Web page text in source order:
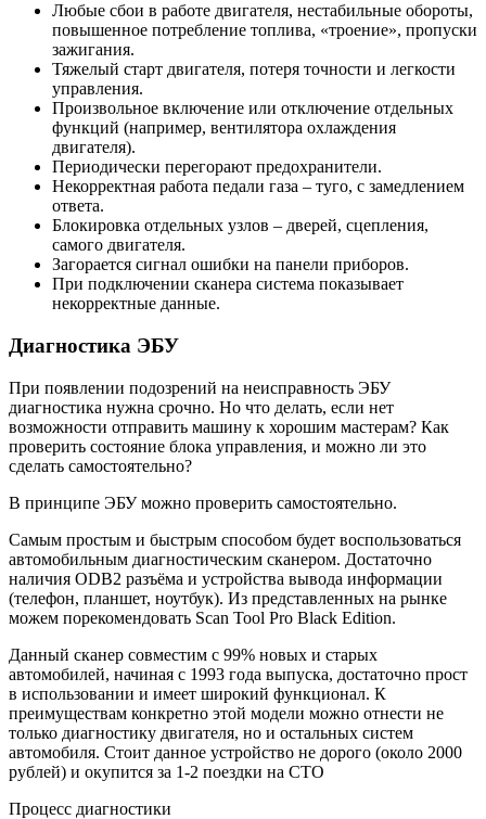
Любые сбои в работе двигателя, нестабильные обороты,
повышенное потребление топлива, «троение», пропуски
зажигания.
Тяжелый старт двигателя, потеря точности и легкости
управления.
Произвольное включение или отключение отдельных
функций (например, вентилятора охлаждения
двигателя).
Периодически перегорают предохранители.
Некорректная работа педали газа – туго, с замедлением
ответа.
Блокировка отдельных узлов – дверей, сцепления,
самого двигателя.
Загорается сигнал ошибки на панели приборов.
При подключении сканера система показывает
некорректные данные.
Диагностика ЭБУ
При появлении подозрений на неисправность ЭБУ
диагностика нужна срочно. Но что делать, если нет
возможности отправить машину к хорошим мастерам? Как
проверить состояние блока управления, и можно ли это
сделать самостоятельно?
В принципе ЭБУ можно проверить самостоятельно.
Самым простым и быстрым способом будет воспользоваться
автомобильным диагностическим сканером. Достаточно
наличия ODB2 разъёма и устройства вывода информации
(телефон, планшет, ноутбук). Из представленных на рынке
можем порекомендовать Scan Tool Pro Black Edition.
Данный сканер совместим с 99% новых и старых
автомобилей, начиная с 1993 года выпуска, достаточно прост
в использовании и имеет широкий функционал. К
преимуществам конкретно этой модели можно отнести не
только диагностику двигателя, но и остальных систем
автомобиля. Стоит данное устройство не дорого (около 2000
рублей) и окупится за 1-2 поездки на СТО
Процесс диагностики